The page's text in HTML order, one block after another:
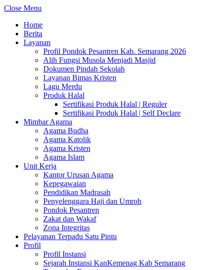
Close Menu
Home
Berita
Layanan
Profil Pondok Pesantren Kab. Semarang 2026
Alih Fungsi Musola Menjadi Masjid
Dokumen Pindah Sekolah
Layanan Bimas Kristen
Lagu Merdu
Produk Halal
Sertifikasi Produk Halal | Reguler
Sertifikasi Produk Halal | Self Declare
Mimbar Agama
Agama Budha
Agama Katolik
Agama Kristen
Agama Islam
Unit Kerja
Kantor Urusan Agama
Kepegawaian
Pendidikan Madrasah
Penyelenggara Haji dan Umroh
Pondok Pesantren
Zakat dan Wakaf
Zona Integritas
Pelayanan Terpadu Satu Pintu
Profil
Profil Instansi
Sejarah Instansi KanKemenag Kab Semarang